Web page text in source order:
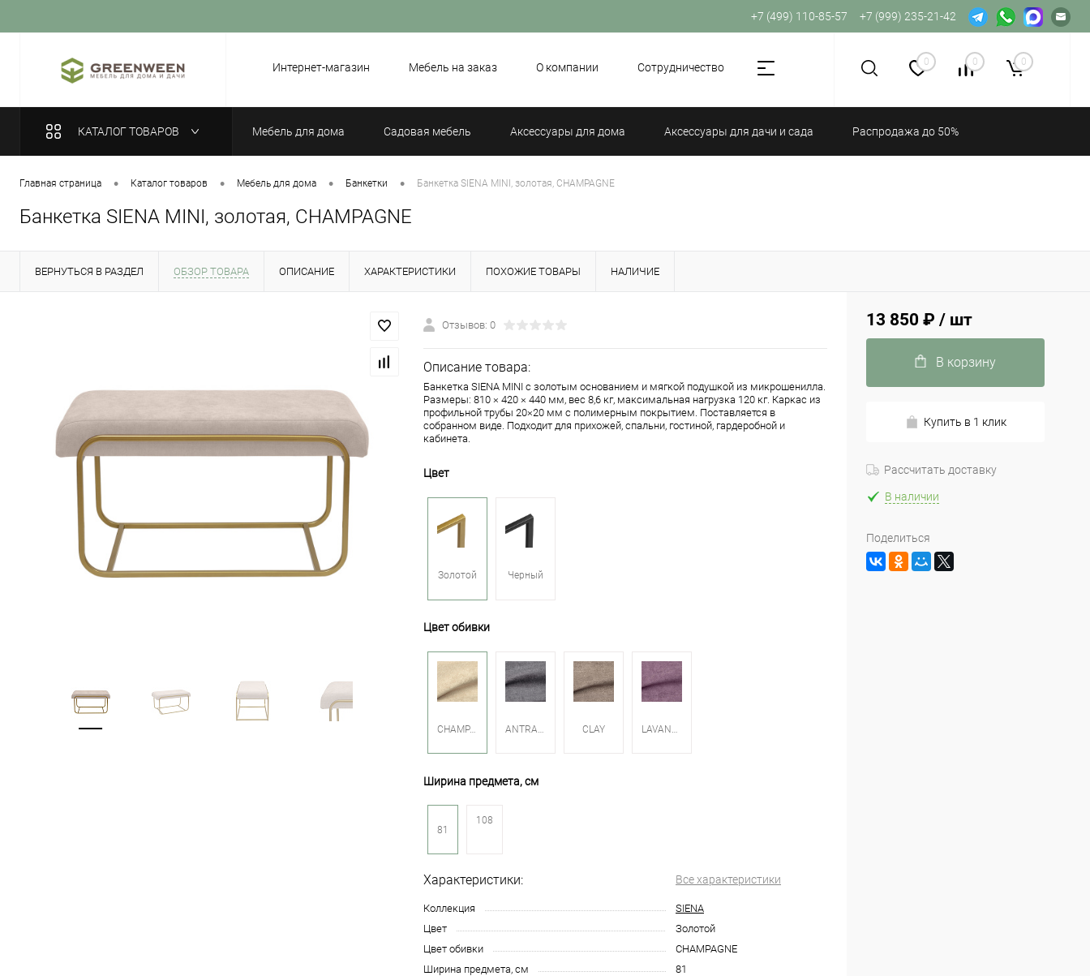
+7 (499) 110-85-57 +7 (999) 235-21-42
Интернет-магазин
Мебель на заказ О компании Сотрудничество 0 0 0
КАТАЛОГ ТОВАРОВ Мебель для дома Садовая мебель Аксессуары для дома Аксессуары для дачи и сада Распродажа до 50%
Главная страница • Каталог товаров • Мебель для дома • Банкетки • Банкетка SIENA MINI, золотая, CHAMPAGNE
Банкетка SIENA MINI, золотая, CHAMPAGNE
ВЕРНУТЬСЯ В РАЗДЕЛ ОБЗОР ТОВАРА ОПИСАНИЕ ХАРАКТЕРИСТИКИ ПОХОЖИЕ ТОВАРЫ НАЛИЧИЕ
Отзывов: 0
Описание товара:
Банкетка SIENA MINI с золотым основанием и мягкой подушкой из микрошенилла.
Размеры: 810 × 420 × 440 мм, вес 8,6 кг, максимальная нагрузка 120 кг. Каркас из
профильной трубы 20×20 мм с полимерным покрытием. Поставляется в
собранном виде. Подходит для прихожей, спальни, гостиной, гардеробной и
кабинета.
Цвет
Золотой Черный
Цвет обивки
CHAMPAGNE ANTRACITE CLAY LAVANDA
Ширина предмета, см
81
108
Характеристики: Все характеристики
Коллекция
SIENA
Цвет
Золотой
Цвет обивки
CHAMPAGNE
Ширина предмета, см
81
13 850 ₽ / шт
В корзину
Купить в 1 клик
Рассчитать доставку
В наличии
Поделиться